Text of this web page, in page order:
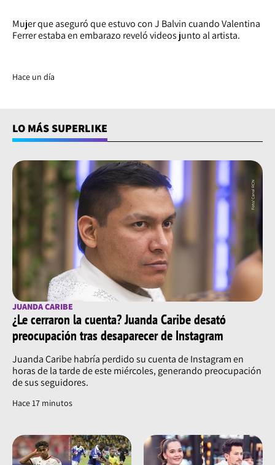
Mujer que aseguró que estuvo con J Balvin cuando Valentina
Ferrer estaba en embarazo reveló videos junto al artista.
Hace un día
LO MÁS SUPERLIKE
JUANDA CARIBE
¿Le cerraron la cuenta? Juanda Caribe desató
preocupación tras desaparecer de Instagram
Juanda Caribe habría perdido su cuenta de Instagram en
horas de la tarde de este miércoles, generando preocupación
de sus seguidores.
Hace 17 minutos